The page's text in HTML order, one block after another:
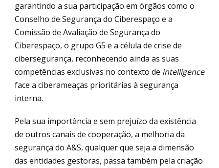
garantindo a sua participação em órgãos como o
Conselho de Segurança do Ciberespaço e a
Comissão de Avaliação de Segurança do
Ciberespaço, o grupo G5 e a célula de crise de
cibersegurança, reconhecendo ainda as suas
competências exclusivas no contexto de intelligence
face a ciberameaças prioritárias à segurança
interna.
Pela sua importância e sem prejuízo da existência
de outros canais de cooperação, a melhoria da
segurança do A&S, qualquer que seja a dimensão
das entidades gestoras, passa também pela criação